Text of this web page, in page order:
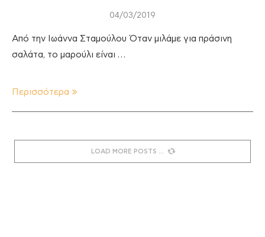
04/03/2019
Από την Ιωάννα Σταμούλου Όταν μιλάμε για πράσινη
σαλάτα, το μαρούλι είναι …
Περισσότερα
LOAD MORE POSTS